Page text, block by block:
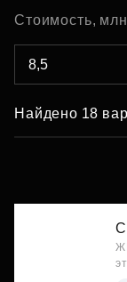
Стоимость,
Найдено 18